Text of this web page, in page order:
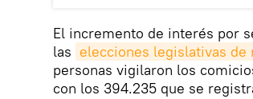
El incremento de interés por
las elecciones legislativas de
personas vigilaron los
con los 394.235 que se